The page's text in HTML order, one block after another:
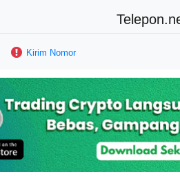
Kirim Nomor